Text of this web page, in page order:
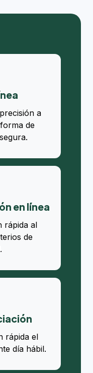
a
de
en línea
rápida al
de
rápida el
día hábil.